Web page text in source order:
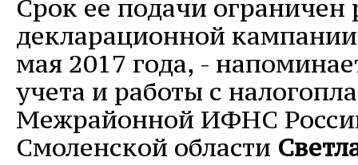
Срок ее подачи
декларационной
мая 2017 года, -
учета и работы с
Межрайонной ИФНС
Смоленской области